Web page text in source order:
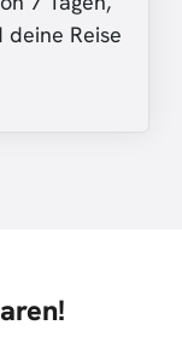
Reise